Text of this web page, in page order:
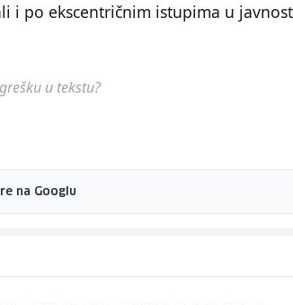
i po ekscentričnim istupima u
u tekstu?
na Googlu